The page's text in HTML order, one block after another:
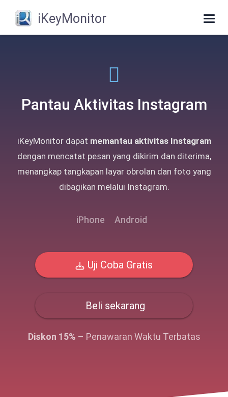
iKeyMonitor
Pantau Aktivitas Instagram
iKeyMonitor dapat memantau aktivitas Instagram
dengan mencatat pesan yang dikirim dan diterima,
menangkap tangkapan layar obrolan dan foto yang
dibagikan melalui Instagram.
iPhone Android
Uji Coba Gratis
Beli sekarang
Diskon 15% – Penawaran Waktu Terbatas